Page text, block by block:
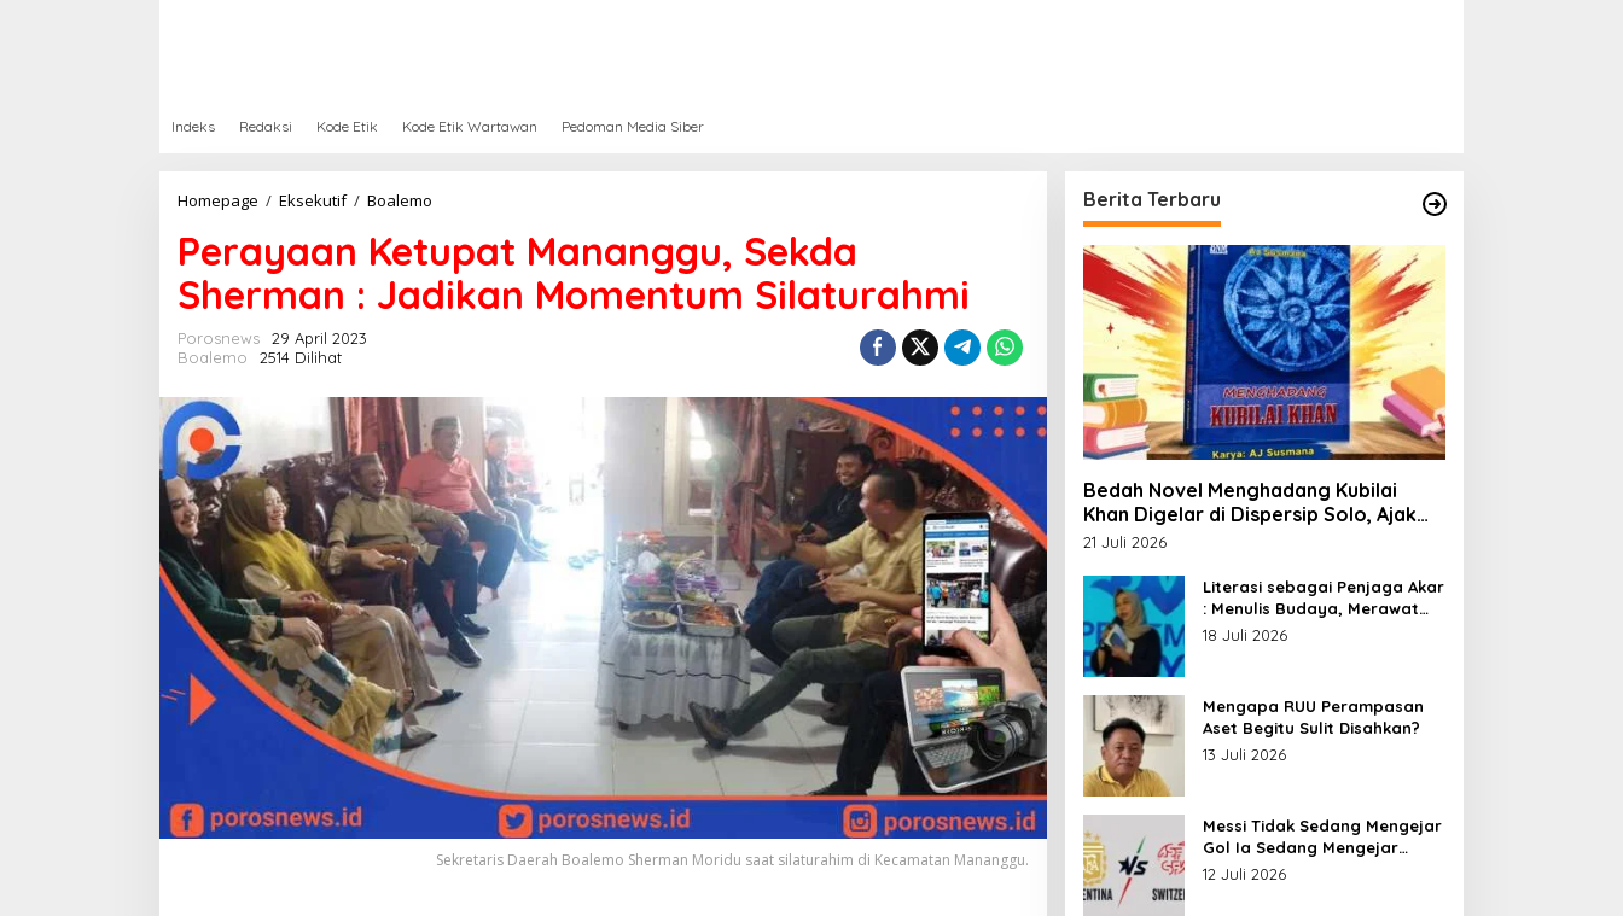
Indeks Redaksi Kode Etik Kode Etik Wartawan Pedoman Media Siber
Homepage / Eksekutif / Boalemo
r
a
y
a
e
t
u
p
a
t
M
a
n
g
g
u
,
e
d
h
Perayaan Ketupat Mananggu, Sekda
Sherman : Jadikan Momentum Silaturahmi
Porosnews
29 April 2023
Boalemo
2514 Dilihat
Sekretaris Daerah Boalemo Sherman Moridu saat silaturahim di Kecamatan Mananggu.
Berita Terbaru
Bedah Novel Menghadang Kubilai
Khan Digelar di Dispersip Solo, Ajak
Publik Menyelami Heroisme Leluhur
21 Juli 2026
Literasi sebagai Penjaga Akar
: Menulis Budaya, Merawat
Identitas
18 Juli 2026
Mengapa RUU Perampasan
Aset Begitu Sulit Disahkan?
13 Juli 2026
Messi Tidak Sedang Mengejar
Gol Ia Sedang Mengejar
Keabadian
12 Juli 2026